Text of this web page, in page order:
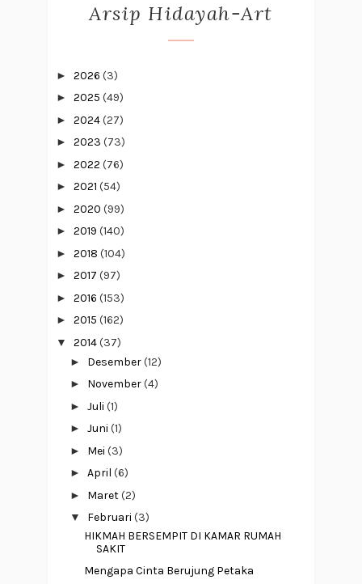
Arsip Hidayah-Art
► 2026 (3)
► 2025 (49)
► 2024(27)
► 2023 (73)
► 2022 (76)
► 2021 (54)
► 2020 (99)
► 2019 (140)
► 2018 (104)
► 2017 (97)
► 2016 (153)
► 2015 (162)
▼ 2014(37)
► Desember(12)
► November(4)
► Juli (1)
► Juni (1)
► Mei (3)
► April (6)
► Maret(2)
▼ Februari (3)
HIKMAH BERSEMPIT DI KAMAR RUMAH
SAKIT
Mengapa Cinta Berujung Petaka